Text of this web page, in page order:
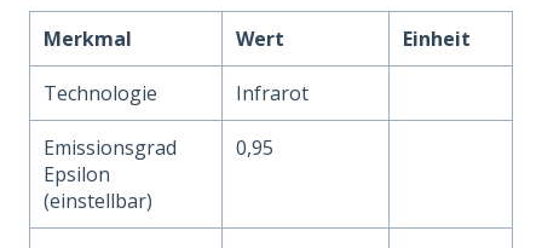
Merkmal Wert Einheit
Technologie Infrarot
Emissionsgrad
Epsilon
(einstellbar)
0,95